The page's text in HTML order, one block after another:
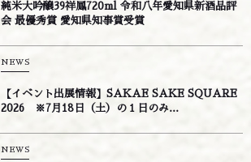
純米大吟醸39祥鳳720ml 令和八年愛知県新酒品評
会 最優秀賞 愛知県知事賞受賞
NEWS
【イベント出展情報】SAKAE SAKE SQUARE
2026 ※7月18日（土）の１日のみ...
NEWS